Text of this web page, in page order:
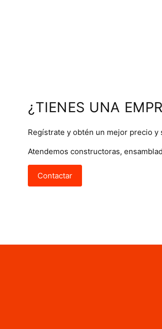
¿TIENES UNA
Regístrate y obtén un mejor precio y
Atendemos constructoras,
Contactar